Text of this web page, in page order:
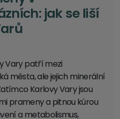
jak se liší
Vary patří mezi
města, ale jejich minerální
Karlovy Vary jsou
prameny a pitnou kúrou
a metabolismus,